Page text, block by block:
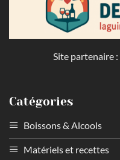
Site partenaire :
Catégories
Boissons & Alcools
Matériels et recettes